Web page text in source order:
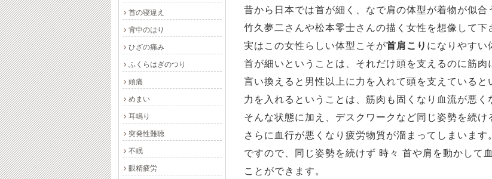
昔から日本では首が細く、なで肩の体型が着物が似合
竹久夢二さんや松本零士さんの描く女性を想像して下
実はこの女性らしい体型こそが首肩こり になりやすい
首が細いということは、それだけ頭を支えるのに筋肉
言い換えると男性以上に力を入れて頭を支えていると
力を入れるということは、筋肉も固くなり血流が悪く
そんな状態に加え、デスクワークなど同じ姿勢を続け
さらに血行が悪くなり疲労物質が溜まってしまいます
ですので、同じ姿勢を続けず 時々 首や肩を動かして
ことができます。
首の寝違え
背中のはり
ひざの痛み
ふくらはぎのつり
頭痛
めまい
耳鳴り
突発性難聴
不眠
眼精疲労